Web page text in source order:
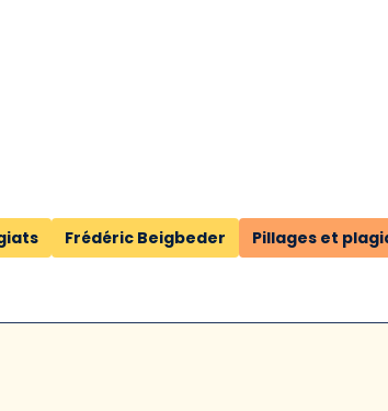
Frédéric Beigbeder Pillages et